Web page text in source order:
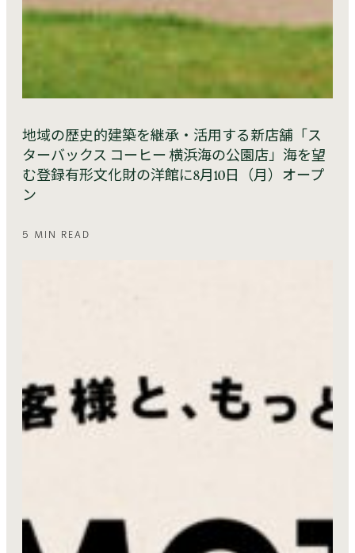
地域の歴史的建築を継承・活用する新店舗「ス
ターバックス コーヒー 横浜海の公園店」海を望
む登録有形文化財の洋館に8月10日（月）オープ
ン
5 MIN READ